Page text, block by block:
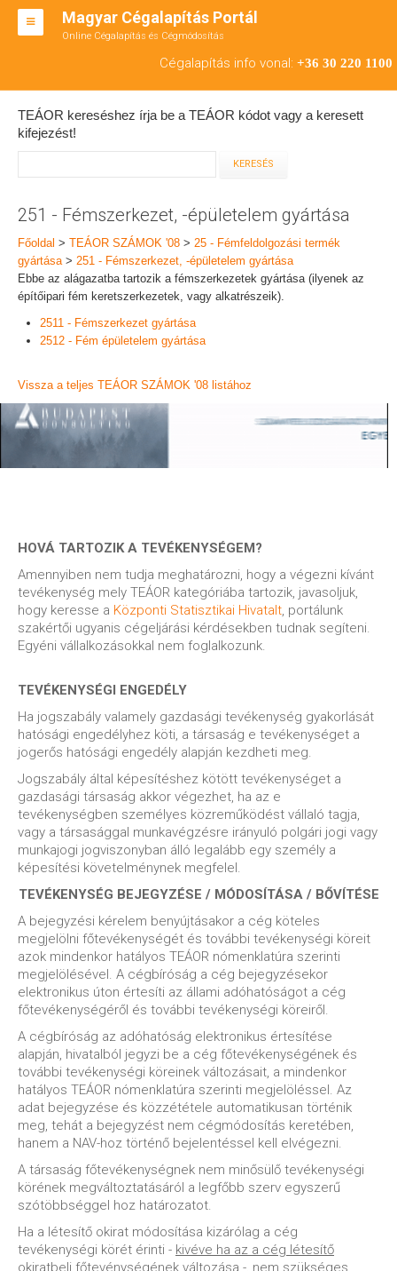
Magyar Cégalapítás Portál
Online Cégalapítás és Cégmódosítás
Cégalapítás info vonal: +36 30 220 1100
BT ALAPÍTÁS
RT ALAPÍTÁS
TEÁOR SZÁMOK '08
ENGEDÉLYKÖTELES
IRODÁK
TEÁOR kereséshez írja be a TEÁOR kódot vagy a keresett
kifejezést!
251 - Fémszerkezet, -épületelem gyártása
Főoldal > TEÁOR SZÁMOK '08 > 25 - Fémfeldolgozási termék
gyártása> 251 - Fémszerkezet, -épületelem gyártása
Ebbe az alágazatba tartozik a fémszerkezetek gyártása (ilyenek az
építőipari fém keretszerkezetek, vagy alkatrészeik).
2511 - Fémszerkezet gyártása
2512 - Fém épületelem gyártása
Vissza a teljes TEÁOR SZÁMOK '08 listához
HOVÁ TARTOZIK A TEVÉKENYSÉGEM?
Amennyiben nem tudja meghatározni, hogy a végezni kívánt
tevékenység mely TEÁOR kategóriába tartozik, javasoljuk,
hogy keresse a Központi Statisztikai Hivatalt , portálunk
szakértői ugyanis cégeljárási kérdésekben tudnak segíteni.
Egyéni vállalkozásokkal nem foglalkozunk.
TEVÉKENYSÉGI ENGEDÉLY
Ha jogszabály valamely gazdasági tevékenység gyakorlását
hatósági engedélyhez köti, a társaság e tevékenységet a
jogerős hatósági engedély alapján kezdheti meg.
Jogszabály által képesítéshez kötött tevékenységet a
gazdasági társaság akkor végezhet, ha az e
tevékenységben személyes közreműködést vállaló tagja,
vagy a társasággal munkavégzésre irányuló polgári jogi vagy
munkajogi jogviszonyban álló legalább egy személy a
képesítési követelménynek megfelel.
TEVÉKENYSÉG BEJEGYZÉSE / MÓDOSÍTÁSA / BŐVÍTÉSE
A bejegyzési kérelem benyújtásakor a cég köteles
megjelölni főtevékenységét és további tevékenységi köreit
azok mindenkor hatályos TEÁOR nómenklatúra szerinti
megjelölésével. A cégbíróság a cég bejegyzésekor
elektronikus úton értesíti az állami adóhatóságot a cég
főtevékenységéről és további tevékenységi köreiről.
A cégbíróság az adóhatóság elektronikus értesítése
alapján, hivatalból jegyzi be a cég főtevékenységének és
további tevékenységi köreinek változásait, a mindenkor
hatályos TEÁOR nómenklatúra szerinti megjelöléssel. Az
adat bejegyzése és közzététele automatikusan történik
meg, tehát a bejegyzést nem cégmódosítás keretében,
hanem a NAV-hoz történő bejelentéssel kell elvégezni.
A társaság főtevékenységnek nem minősülő tevékenységi
körének megváltoztatásáról a legfőbb szerv egyszerű
szótöbbséggel hoz határozatot.
Ha a létesítő okirat módosítása kizárólag a cég
tevékenységi körét érinti - kivéve ha az a cég létesítő
okiratbeli főtevénységének változása -, nem szükséges